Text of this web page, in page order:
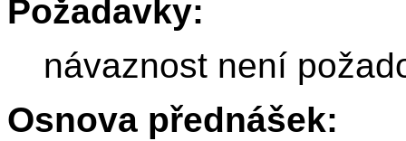
Požadavky:
návaznost není
Osnova přednášek: